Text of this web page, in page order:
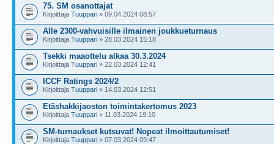
75. SM osanottajat
Kirjoittaja Tuuppari » 09.04.2024 08:57
Alle 2300-vahvuisille ilmainen joukkueturnaus
Kirjoittaja Tuuppari » 28.03.2024 15:18
Tsekki maaottelu alkaa 30.3.2024
Kirjoittaja Tuuppari » 22.03.2024 12:41
ICCF Ratings 2024/2
Kirjoittaja Tuuppari » 14.03.2024 12:51
Etäshakkijaoston toimintakertomus 2023
Kirjoittaja Tuuppari » 11.03.2024 19:10
SM-turnaukset kutsuvat! Nopeat ilmoittautumiset!
Kirjoittaja Tuuppari » 07.03.2024 09:47